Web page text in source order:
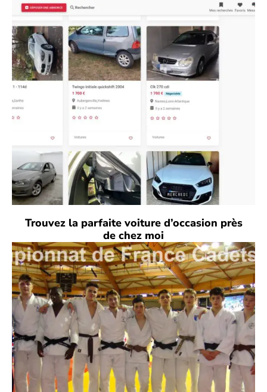
Trouvez la parfaite voiture d’occasion près
de chez moi